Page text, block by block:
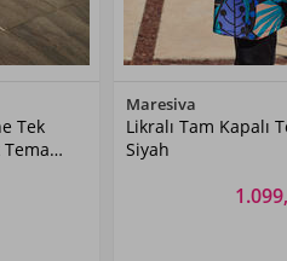
Tek
Maresiva
Likralı Tam Kapalı
Siyah